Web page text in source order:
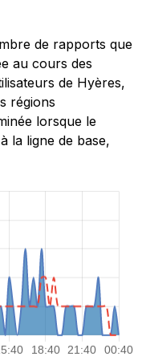
de rapports que
au cours des
de Hyères,
régions
lorsque le
la ligne de base,